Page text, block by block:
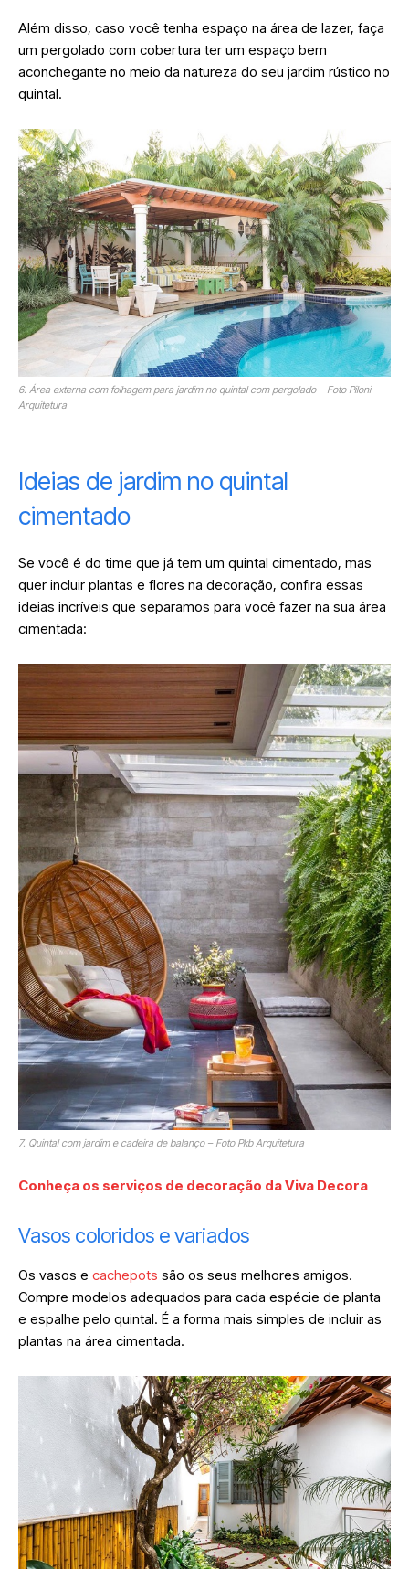
Além disso, caso você tenha espaço na área de lazer, faça
um pergolado com cobertura ter um espaço bem
aconchegante no meio da natureza do seu jardim rústico no
quintal.
6. Área externa com folhagem para jardim no quintal com pergolado – Foto Piloni
Arquitetura
Ideias de jardim no quintal
cimentado
Se você é do time que já tem um quintal cimentado, mas
quer incluir plantas e flores na decoração, confira essas
ideias incríveis que separamos para você fazer na sua área
cimentada:
7. Quintal com jardim e cadeira de balanço – Foto Pkb Arquitetura
Conheça os serviços de decoração da Viva Decora
Vasos coloridos e variados
Os vasos e cachepots são os seus melhores amigos.
Compre modelos adequados para cada espécie de planta
e espalhe pelo quintal. É a forma mais simples de incluir as
plantas na área cimentada.